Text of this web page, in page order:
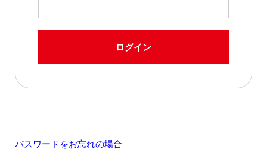
ログイン
パスワードをお忘れの場合